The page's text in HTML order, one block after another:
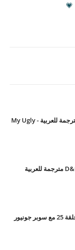
💗
بطتي القبيحة حلقة 294 هيتشول مترجمة للعربية - My Ugly
برنامج Yongjin Health Center حلقة 25 مع سوبر جونيور